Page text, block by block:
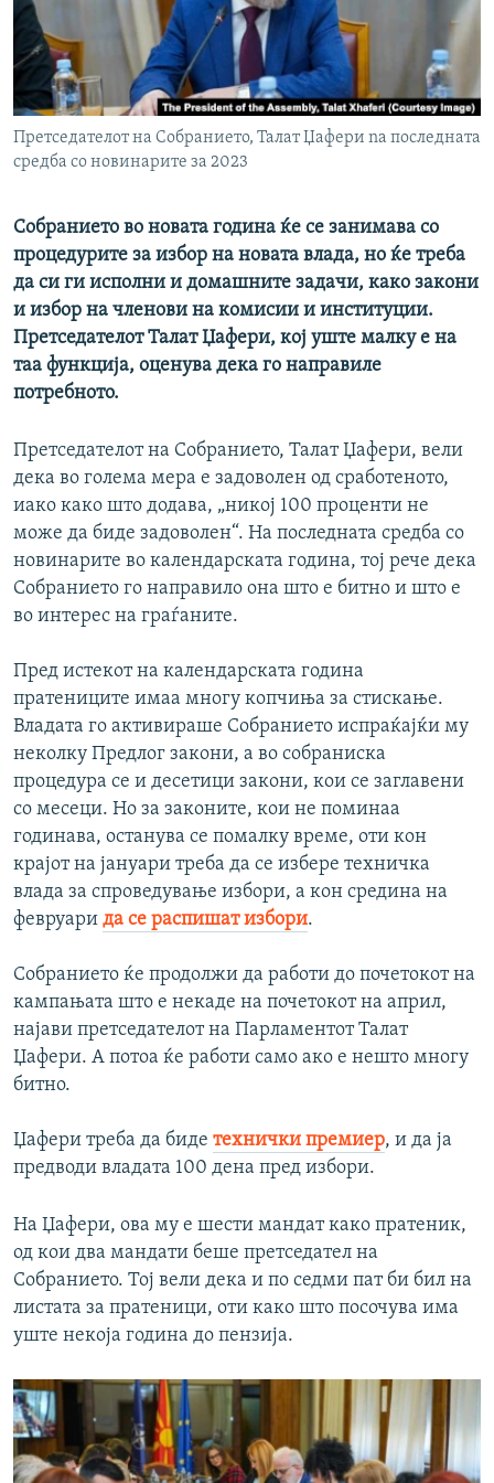
РСЕ веб страници
Претседателот на Собранието, Талат Џафери nа последната
средба со новинарите за 2023
Собранието во новата година ќе се занимава со
процедурите за избор на новата влада, но ќе треба
да си ги исполни и домашните задачи, како закони
и избор на членови на комисии и институции.
Претседателот Талат Џафери, кој уште малку е на
таа функција, оценува дека го направиле
потребното.
Претседателот на Собранието, Талат Џафери, вели
дека во голема мера е задоволен од сработеното,
иако како што додава, „никој 100 проценти не
може да биде задоволен“. На последната средба со
новинарите во календарската година, тој рече дека
Собранието го направило она што е битно и што е
во интерес на граѓаните.
Пред истекот на календарската година
пратениците имаа многу копчиња за стискање.
Владата го активираше Собранието испраќајќи му
неколку Предлог закони, а во собраниска
процедура се и десетици закони, кои се заглавени
со месеци. Но за законите, кои не поминаа
годинава, останува се помалку време, оти кон
крајот на јануари треба да се избере техничка
влада за спроведување избори, а кон средина на
февруари да се распишат избори.
Собранието ќе продолжи да работи до почетокот на
кампањата што е некаде на почетокот на април,
најави претседателот на Парламентот Талат
Џафери. А потоа ќе работи само ако е нешто многу
битно.
Џафери треба да биде технички премиер, и да ја
предводи владата 100 дена пред избори.
На Џафери, ова му е шести мандат како пратеник,
од кои два мандати беше претседател на
Собранието. Тој вели дека и по седми пат би бил на
листата за пратеници, оти како што посочува има
уште некоја година до пензија.